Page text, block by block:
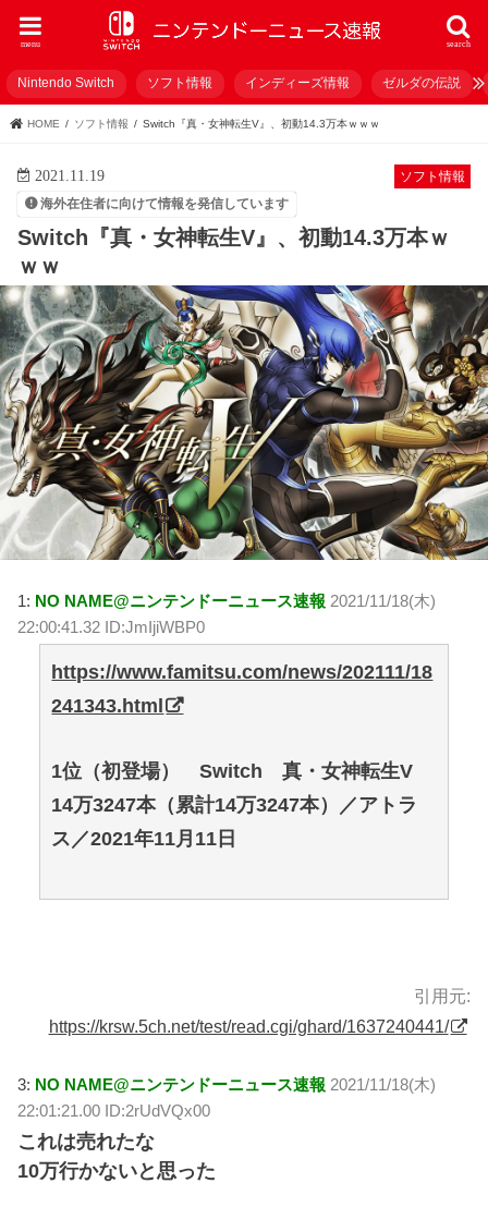
search
menu
Nintendo Switch ソフト情報 インディーズ情報 ゼルダの伝説
HOME ソフト情報 Switch『真・女神転生V』、初動14.3万本ｗｗｗ
ソフト情報
2021.11.19
海外在住者に向けて情報を発信しています
Switch『真・女神転生V』、初動14.3万本ｗ
ｗｗ
1: NO NAME@ニンテンドーニュース速報 2021/11/18(木)
22:00:41.32 ID:JmIjiWBP0
https://www.famitsu.com/news/202111/18
241343.html
1位（初登場） Switch 真・女神転生V
14万3247本（累計14万3247本）／アトラ
ス／2021年11月11日
引用元:
https://krsw.5ch.net/test/read.cgi/ghard/1637240441/
3: NO NAME@ニンテンドーニュース速報 2021/11/18(木)
22:01:21.00 ID:2rUdVQx00
これは売れたな
10万行かないと思った